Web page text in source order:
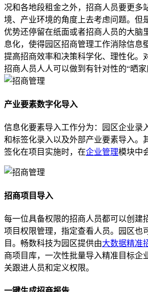
况和各地段租金之外，招商人员要更多
境、产业环境的角度上去考虑问题。但
优势还停留在纸面或者招商人员的大脑
息化，使得园区招商管理工作消除信息
提高招商效率和决策科学化、理性化。
招商人员人人可以做到有针对性的“晒家
产业要素数字化导入
信息化要素导入工作分为：园区企业录
和标签化录入以及外部产业要素导入。
签化在项目实施时，在企业管理模块中
招商项目导入
每一位具备权限的招商人员都可以创建
项目权限管理，指定查看人员。园区也
目。畅数科技为园区提供由大数据精准
商项目库，一次性批量导入精准目标企
关跟进人员和定义权限。